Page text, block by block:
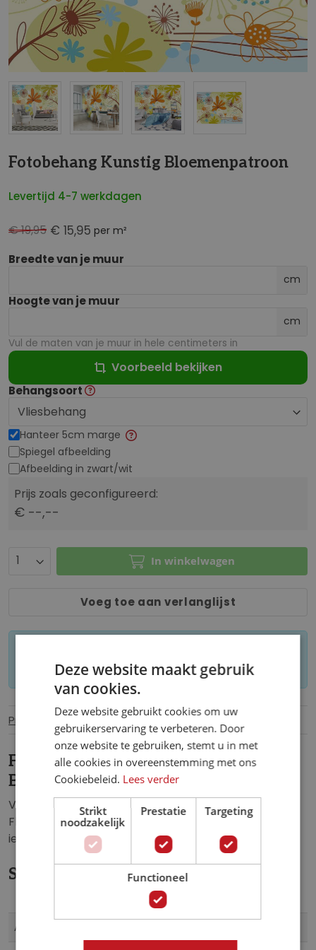
Fotobehang Kunstig Bloemenpatroon
Levertijd 4-7 werkdagen
€ 15,95 per m²
€ 19,95
Breedte van je muur
cm
Hoogte van je muur
cm
Vul de maten van je muur in hele centimeters in
Voorbeeld bekijken
Behangsoort
Hanteer 5cm marge
Spiegel afbeelding
Afbeelding in zwart/wit
Prijs zoals geconfigureerd:
€ --,--
In winkelwagen
Voeg toe aan verlanglijst
worden geretourneerd.
Productinformatie Specificaties
Fotobehang Kunstig
Bloemenpatroon.
Vlies fotobehang van prachtig bloemenpatroon.
Fleurt de: slaapkamer, woonkamer, hal, kantoor of
iedere andere ruimte helemaal op.
Specificaties
Artikelnummer
Deze website maakt gebruik
van cookies.
Deze website gebruikt cookies om uw
gebruikerservaring te verbeteren. Door
onze website te gebruiken, stemt u in met
alle cookies in overeenstemming met ons
Cookiebeleid. Lees verder
Strikt
noodzakelijk
Prestatie Targeting
Functioneel